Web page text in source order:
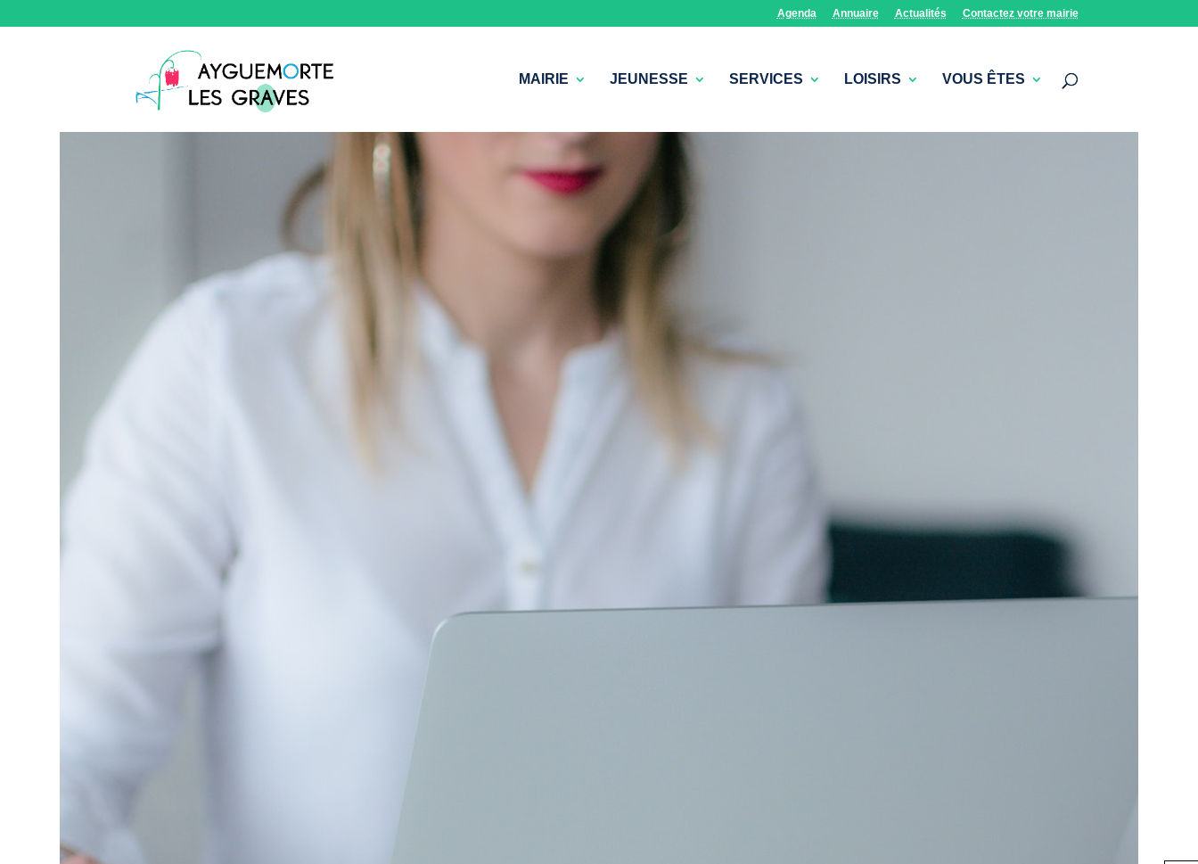
Agenda Annuaire Actualités Contactez votre mairie
MAIRIE JEUNESSE SERVICES LOISIRS VOUS ÊTES